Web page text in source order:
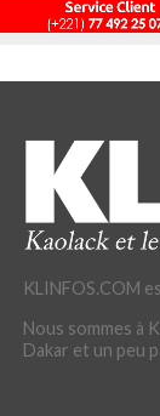
KLINFOS.COM
Nous sommes à
Dakar et un peu